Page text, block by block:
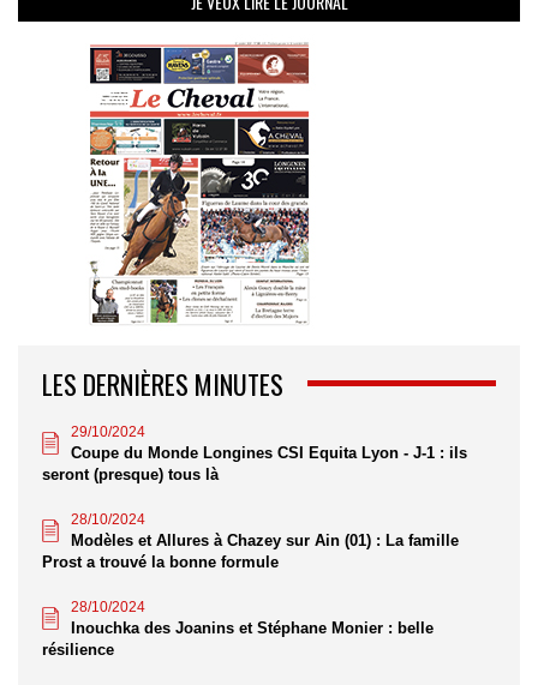
LES DERNIÈRES MINUTES
29/10/2024
Coupe du Monde Longines CSI Equita Lyon - J-1 : ils
seront (presque) tous là
28/10/2024
Modèles et Allures à Chazey sur Ain (01) : La famille
Prost a trouvé la bonne formule
28/10/2024
Inouchka des Joanins et Stéphane Monier : belle
résilience